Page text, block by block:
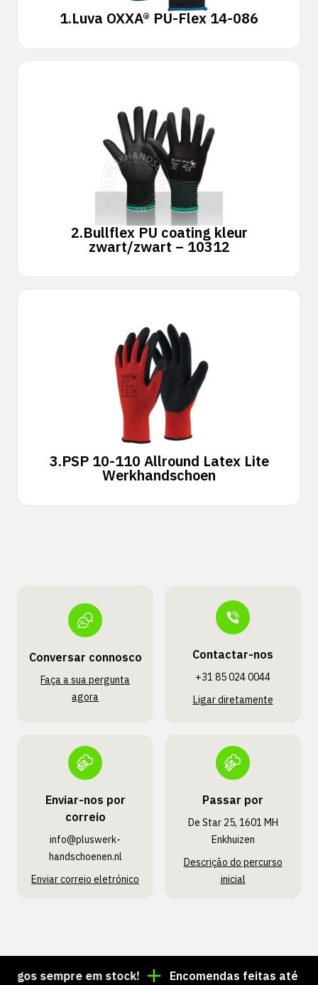
1.Luva OXXA® PU-Flex 14-086
2.Bullflex PU coating kleur
zwart/zwart – 10312
3.PSP 10-110 Allround Latex Lite
Werkhandschoen
Conversar connosco
Faça a sua pergunta
agora
Contactar-nos
+31 85 024 0044
Ligar diretamente
Enviar-nos por
correio
info@pluswerk­
handschoenen.nl
Enviar correio eletrónico
Passar por
De Star 25, 1601 MH
Enkhuizen
Descrição do percurso
inicial
sempre em stock!
Encomendas feitas até às